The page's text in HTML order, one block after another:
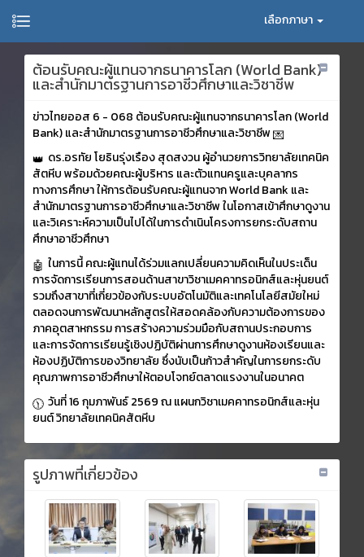
เลือกภาษา
ต้อนรับคณะผู้แทนจากธนาคารโลก (World Bank)
และสำนักมาตรฐานการอาชีวศึกษาและวิชาชีพ
ข่าวไทยออส 6 - 068 ต้อนรับคณะผู้แทนจากธนาคารโลก (World
Bank) และสำนักมาตรฐานการอาชีวศึกษาและวิชาชีพ
ดร.อรทัย โยธินรุ่งเรือง สุดสงวน ผู้อำนวยการวิทยาลัยเทคนิค
สัตหีบ พร้อมด้วยคณะผู้บริหาร และตัวแทนครูและบุคลากร
ทางการศึกษา ให้การต้อนรับคณะผู้แทนจาก World Bank และ
สำนักมาตรฐานการอาชีวศึกษาและวิชาชีพ ในโอกาสเข้าศึกษาดูงาน
และวิเคราะห์ความเป็นไปได้ในการดำเนินโครงการยกระดับสถาน
ศึกษาอาชีวศึกษา
ในการนี้ คณะผู้แทนได้ร่วมแลกเปลี่ยนความคิดเห็นในประเด็น
การจัดการเรียนการสอนด้านสาขาวิชาเมคคาทรอนิกส์และหุ่นยนต์
รวมถึงสาขาที่เกี่ยวข้องกับระบบอัตโนมัติและเทคโนโลยีสมัยใหม่
ตลอดจนการพัฒนาหลักสูตรให้สอดคล้องกับความต้องการของ
ภาคอุตสาหกรรม การสร้างความร่วมมือกับสถานประกอบการ
และการจัดการเรียนรู้เชิงปฏิบัติผ่านการศึกษาดูงานห้องเรียนและ
ห้องปฏิบัติการของวิทยาลัย ซึ่งนับเป็นก้าวสำคัญในการยกระดับ
คุณภาพการอาชีวศึกษาให้ตอบโจทย์ตลาดแรงงานในอนาคต
วันที่ 16 กุมภาพันธ์ 2569 ณ แผนกวิชาเมคคาทรอนิกส์และหุ่น
ยนต์ วิทยาลัยเทคนิคสัตหีบ
รูปภาพที่เกี่ยวข้อง